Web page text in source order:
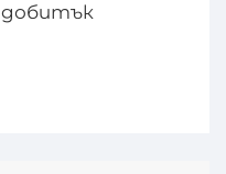
добитък